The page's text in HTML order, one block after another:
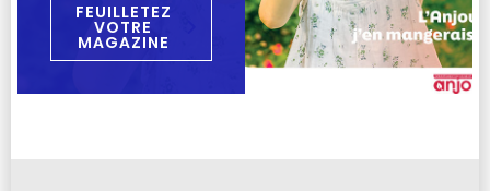
FEUILLETEZ
VOTRE
MAGAZINE